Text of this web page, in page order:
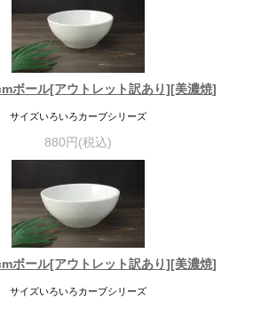
ボール[アウトレット訳あり][美濃焼]
サイズいろいろカーブシリーズ
880円(税込)
ボール[アウトレット訳あり][美濃焼]
サイズいろいろカーブシリーズ